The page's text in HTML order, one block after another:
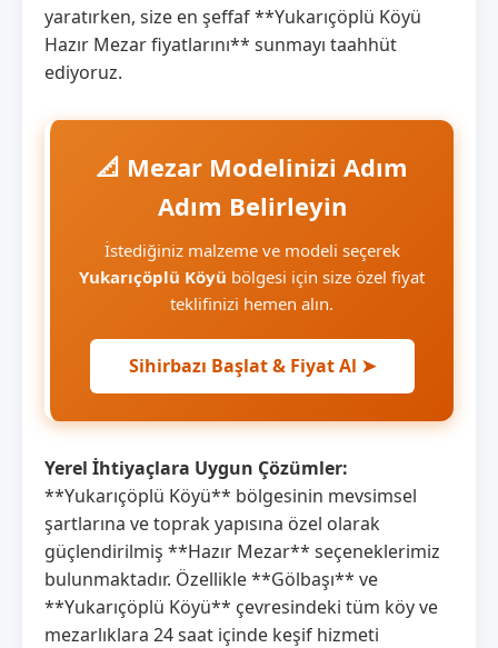
yaratırken, size en şeffaf **Yukarıçöplü Köyü
Hazır Mezar fiyatlarını** sunmayı taahhüt
ediyoruz.
📐 Mezar Modelinizi Adım
Adım Belirleyin
İstediğiniz malzeme ve modeli seçerek
Yukarıçöplü Köyü bölgesi için size özel fiyat
teklifinizi hemen alın.
Sihirbazı Başlat & Fiyat Al ➤
Yerel İhtiyaçlara Uygun Çözümler:
**Yukarıçöplü Köyü** bölgesinin mevsimsel
şartlarına ve toprak yapısına özel olarak
güçlendirilmiş **Hazır Mezar** seçeneklerimiz
bulunmaktadır. Özellikle **Gölbaşı** ve
**Yukarıçöplü Köyü** çevresindeki tüm köy ve
mezarlıklara 24 saat içinde keşif hizmeti